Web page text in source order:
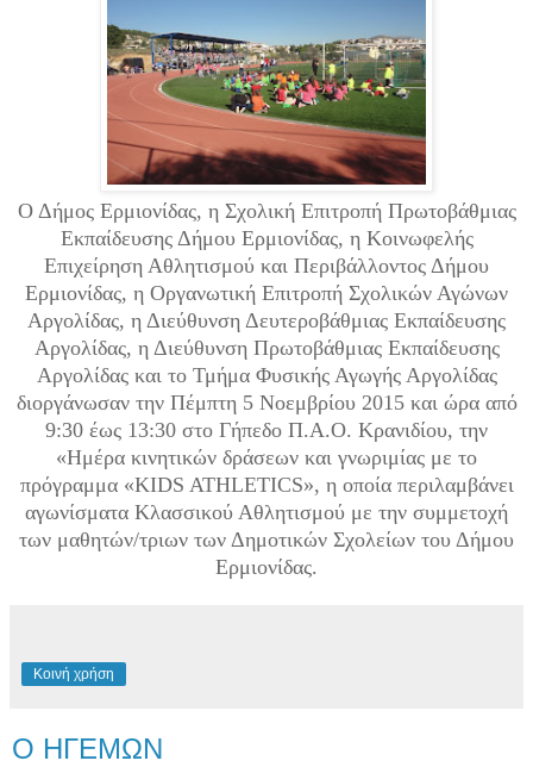
Ο Δήμος Ερμιονίδας, η Σχολική Επιτροπή Πρωτοβάθμιας
Εκπαίδευσης Δήμου Ερμιονίδας, η Κοινωφελής
Επιχείρηση Αθλητισμού και Περιβάλλοντος Δήμου
Ερμιονίδας, η Οργανωτική Επιτροπή Σχολικών Αγώνων
Αργολίδας, η Διεύθυνση Δευτεροβάθμιας Εκπαίδευσης
Αργολίδας, η Διεύθυνση Πρωτοβάθμιας Εκπαίδευσης
Αργολίδας και το Τμήμα Φυσικής Αγωγής Αργολίδας
διοργάνωσαν την Πέμπτη 5 Νοεμβρίου 2015 και ώρα από
9:30 έως 13:30 στο Γήπεδο Π.Α.Ο. Κρανιδίου, την
«Ημέρα κινητικών δράσεων και γνωριμίας με το
πρόγραμμα «KIDS ATHLETICS», η οποία περιλαμβάνει
αγωνίσματα Κλασσικού Αθλητισμού με την συμμετοχή
των μαθητών/τριων των Δημοτικών Σχολείων του Δήμου
Ερμιονίδας.
Κοινή χρήση
Ο ΗΓΕΜΩΝ